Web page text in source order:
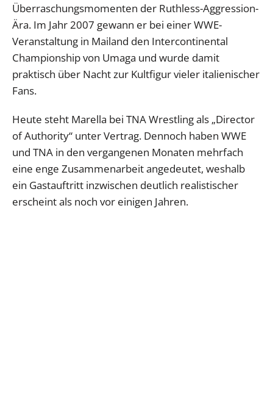
Überraschungsmomenten der Ruthless-Aggression-
Ära. Im Jahr 2007 gewann er bei einer WWE-
Veranstaltung in Mailand den Intercontinental
Championship von Umaga und wurde damit
praktisch über Nacht zur Kultfigur vieler italienischer
Fans.
Heute steht Marella bei TNA Wrestling als „Director
of Authority“ unter Vertrag. Dennoch haben WWE
und TNA in den vergangenen Monaten mehrfach
eine enge Zusammenarbeit angedeutet, weshalb
ein Gastauftritt inzwischen deutlich realistischer
erscheint als noch vor einigen Jahren.